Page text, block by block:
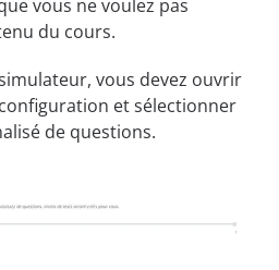
vous ne voulez pas
du cours.
vous devez ouvrir
et sélectionner
de questions.